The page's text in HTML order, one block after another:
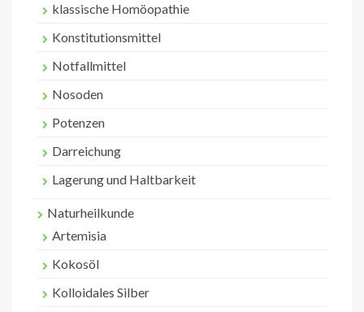
klassische Homöopathie
Konstitutionsmittel
Notfallmittel
Nosoden
Potenzen
Darreichung
Lagerung und Haltbarkeit
Naturheilkunde
Artemisia
Kokosöl
Kolloidales Silber